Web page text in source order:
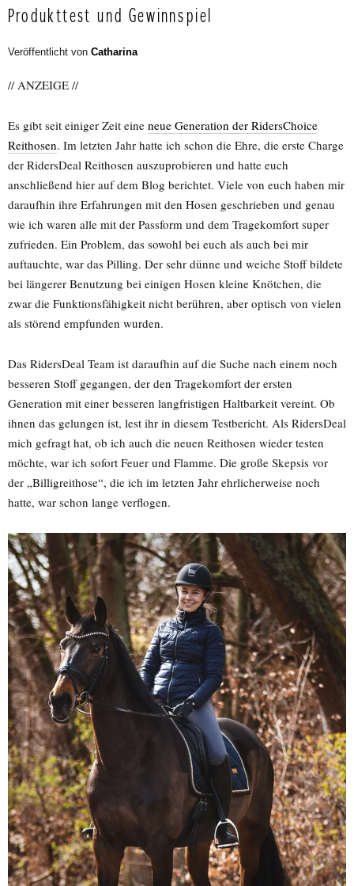
Produkttest und Gewinnspiel
Veröffentlicht von Catharina
// ANZEIGE //
Es gibt seit einiger Zeit eine neue Generation der RidersChoice
Reithosen. Im letzten Jahr hatte ich schon die Ehre, die erste Charge
der RidersDeal Reithosen auszuprobieren und hatte euch
anschließend hier auf dem Blog berichtet. Viele von euch haben mir
daraufhin ihre Erfahrungen mit den Hosen geschrieben und genau
wie ich waren alle mit der Passform und dem Tragekomfort super
zufrieden. Ein Problem, das sowohl bei euch als auch bei mir
auftauchte, war das Pilling. Der sehr dünne und weiche Stoff bildete
bei längerer Benutzung bei einigen Hosen kleine Knötchen, die
zwar die Funktionsfähigkeit nicht berühren, aber optisch von vielen
als störend empfunden wurden.
Das RidersDeal Team ist daraufhin auf die Suche nach einem noch
besseren Stoff gegangen, der den Tragekomfort der ersten
Generation mit einer besseren langfristigen Haltbarkeit vereint. Ob
ihnen das gelungen ist, lest ihr in diesem Testbericht. Als RidersDeal
mich gefragt hat, ob ich auch die neuen Reithosen wieder testen
möchte, war ich sofort Feuer und Flamme. Die große Skepsis vor
der „Billigreithose“, die ich im letzten Jahr ehrlicherweise noch
hatte, war schon lange verflogen.